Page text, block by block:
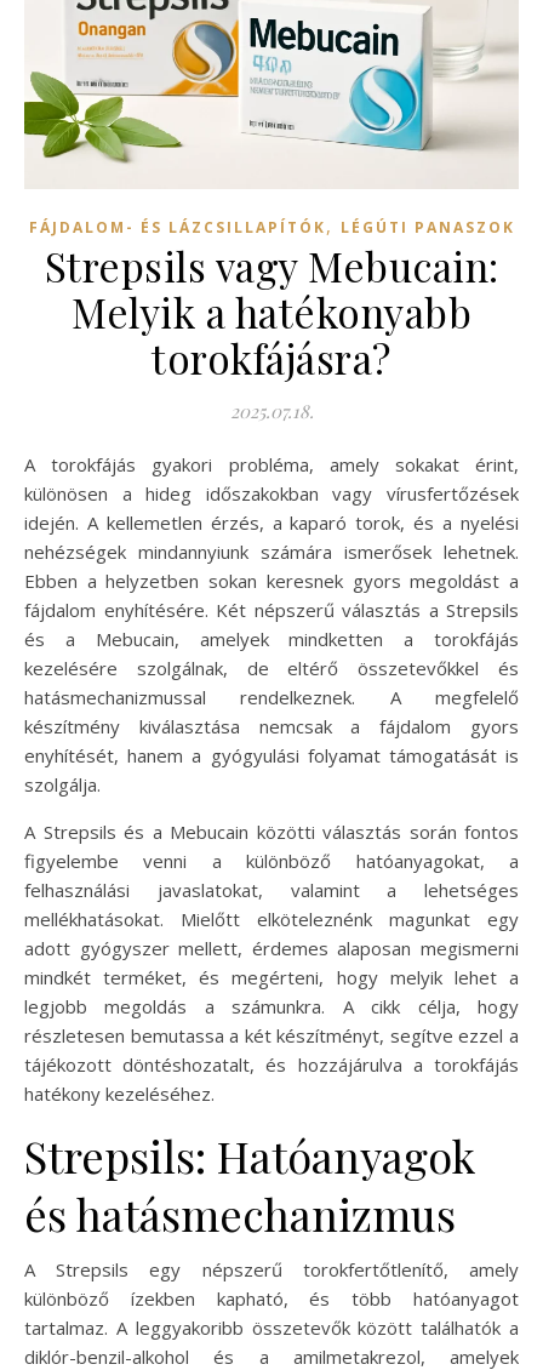
FÁJDALOM- ÉS LÁZCSILLAPÍTÓK, LÉGÚTI PANASZOK
Strepsils vagy Mebucain:
Melyik a hatékonyabb
torokfájásra?
2025.07.18.
A torokfájás gyakori probléma, amely sokakat érint,
különösen a hideg időszakokban vagy vírusfertőzések
idején. A kellemetlen érzés, a kaparó torok, és a nyelési
nehézségek mindannyiunk számára ismerősek lehetnek.
Ebben a helyzetben sokan keresnek gyors megoldást a
fájdalom enyhítésére. Két népszerű választás a Strepsils
és a Mebucain, amelyek mindketten a torokfájás
kezelésére szolgálnak, de eltérő összetevőkkel és
hatásmechanizmussal rendelkeznek. A megfelelő
készítmény kiválasztása nemcsak a fájdalom gyors
enyhítését, hanem a gyógyulási folyamat támogatását is
szolgálja.
A Strepsils és a Mebucain közötti választás során fontos
figyelembe venni a különböző hatóanyagokat, a
felhasználási javaslatokat, valamint a lehetséges
mellékhatásokat. Mielőtt elköteleznénk magunkat egy
adott gyógyszer mellett, érdemes alaposan megismerni
mindkét terméket, és megérteni, hogy melyik lehet a
legjobb megoldás a számunkra. A cikk célja, hogy
részletesen bemutassa a két készítményt, segítve ezzel a
tájékozott döntéshozatalt, és hozzájárulva a torokfájás
hatékony kezeléséhez.
Strepsils: Hatóanyagok
és hatásmechanizmus
A Strepsils egy népszerű torokfertőtlenítő, amely
különböző ízekben kapható, és több hatóanyagot
tartalmaz. A leggyakoribb összetevők között találhatók a
diklór-benzil-alkohol és a amilmetakrezol, amelyek